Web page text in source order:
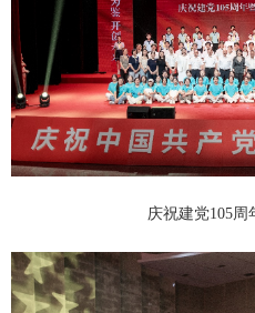
庆祝建党105周